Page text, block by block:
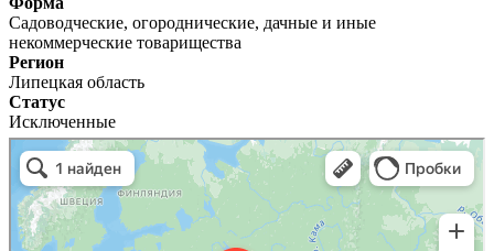
Садоводческие, огороднические, дачные и иные
некоммерческие товарищества
Регион
Липецкая область
Статус
Исключенные